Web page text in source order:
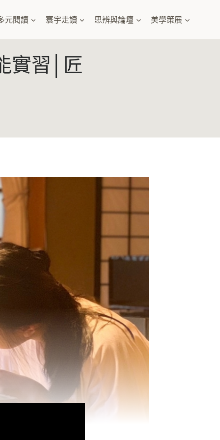
元閱讀 寰宇走讀 思辨與論壇 美學策展
實習│匠